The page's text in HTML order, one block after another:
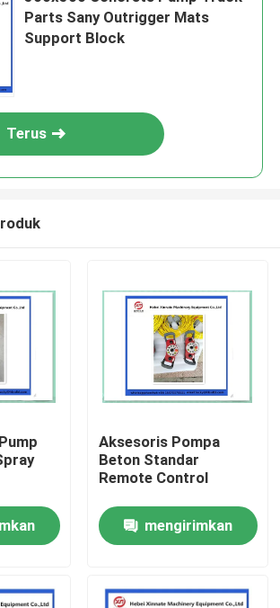
Parts Sany Outrigger Mats
Support Block
Terus
Aksesoris Pompa
Beton Standar
Remote Control
mengirimkan